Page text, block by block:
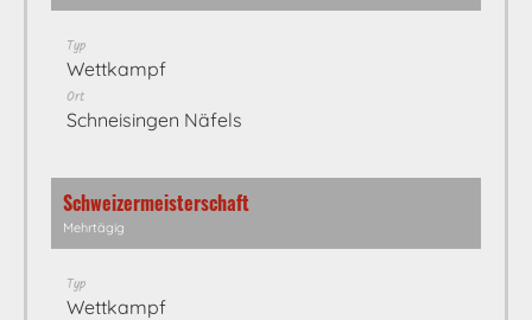
Typ
Wettkampf
Ort
Schneisingen Näfels
Schweizermeisterschaft
Mehrtägig
Typ
Wettkampf